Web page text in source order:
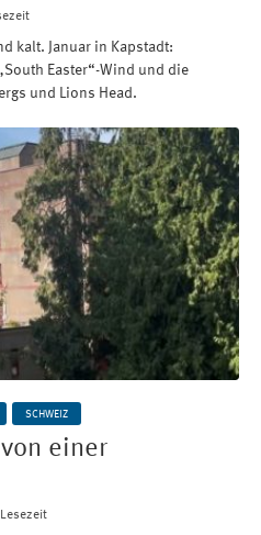
kalt. Januar in Kapstadt:
Easter“-Wind und die
und Lions Head.
SCHWEIZ
einer